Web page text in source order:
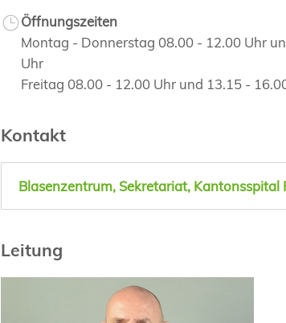
Öffnungszeiten
Montag - Donnerstag 08.00 - 12.00 Uhr
Uhr
Freitag 08.00 - 12.00 Uhr und 13.15 -
Kontakt
Blasenzentrum, Sekretariat, Kantonsspital
Leitung